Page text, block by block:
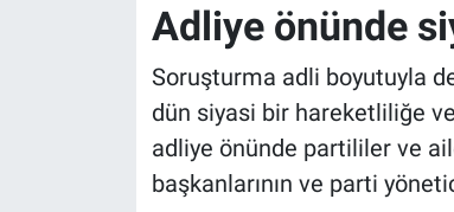
Adliye önünde
Soruşturma adli boyutuyla
dün siyasi bir hareketliliğe
adliye önünde partililer ve
başkanlarının ve parti